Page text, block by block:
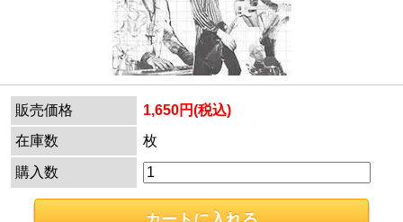
販売価格
1,650円(税込)
在庫数
枚
購入数